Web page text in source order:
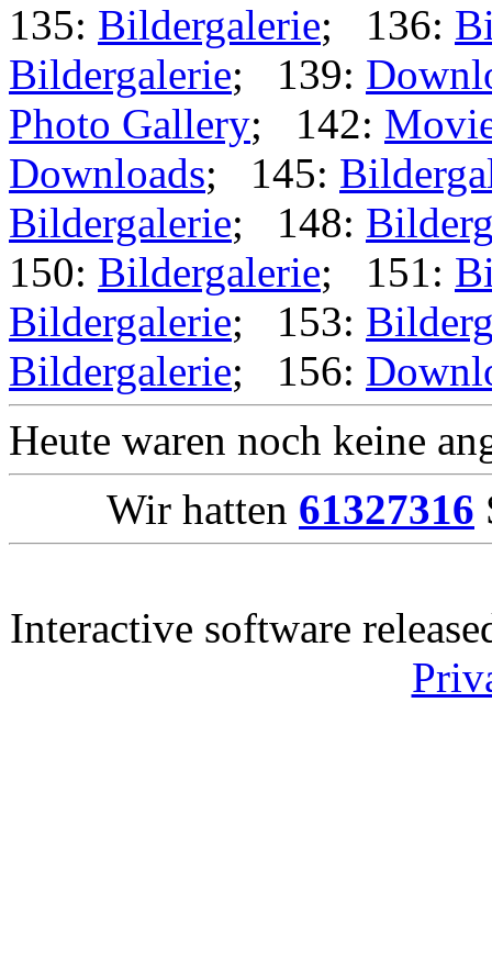
135: Bildergalerie; 136:
Bildergalerie; 139:
Photo Gallery; 142:
Downloads; 145:
Bildergalerie; 148:
150: Bildergalerie; 151:
Bildergalerie; 153:
Bildergalerie; 156:
Heute waren noch keine
Wir hatten 61327316
Interactive software